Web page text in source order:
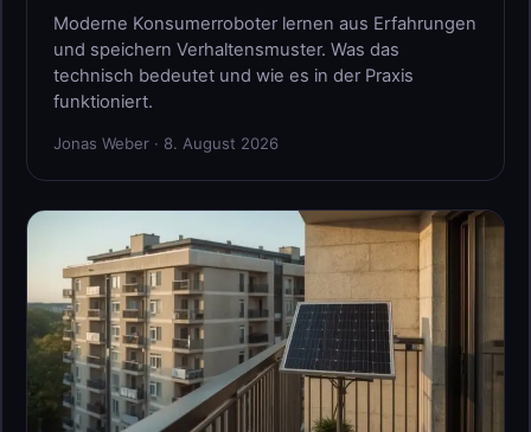
Moderne Konsumerroboter lernen aus Erfahrungen
und speichern Verhaltensmuster. Was das
technisch bedeutet und wie es in der Praxis
funktioniert.
Jonas Weber · 8. August 2026